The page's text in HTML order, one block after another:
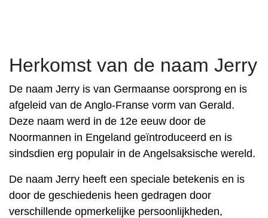
Herkomst van de naam Jerry
De naam Jerry is van Germaanse oorsprong en is
afgeleid van de Anglo-Franse vorm van Gerald.
Deze naam werd in de 12e eeuw door de
Noormannen in Engeland geïntroduceerd en is
sindsdien erg populair in de Angelsaksische wereld.
De naam Jerry heeft een speciale betekenis en is
door de geschiedenis heen gedragen door
verschillende opmerkelijke persoonlijkheden,